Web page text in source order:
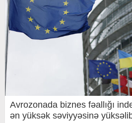
Avrozonada biznes fəallığı
ən yüksək səviyyəsinə